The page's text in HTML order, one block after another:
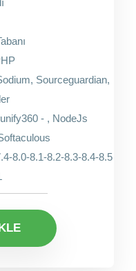
Sourceguardian,
- , NodeJs
8.0-8.1-8.2-8.3-8.4-8.5